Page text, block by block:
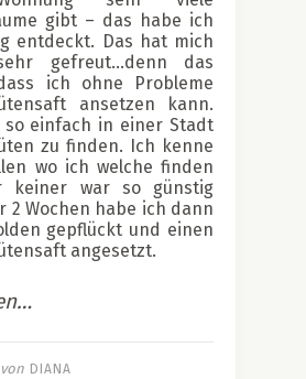
gibt – das habe ich
entdeckt. Das hat mich
gefreut…denn das
ich ohne Probleme
ansetzen kann.
so einfach in einer Stadt
zu finden. Ich kenne
wo ich welche finden
keiner war so günstig
2 Wochen habe ich dann
gepflückt und einen
angesetzt.
von DIANA